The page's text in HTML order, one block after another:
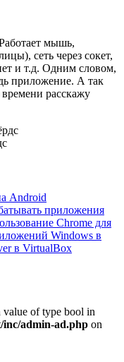
мышь,
сеть через сокет,
и т.д. Одним словом,
приложение. А так
расскажу
Android
приложения
Chrome для
Windows в
в VirtualBox
value of type bool in
inc/admin-ad.php on